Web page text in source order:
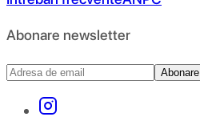
Abonare newsletter
Abonare